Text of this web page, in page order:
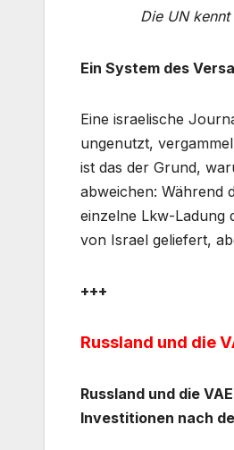
Die UN
Ein System des
Eine israelische
ungenutzt,
ist das der Grund,
abweichen: Während
einzelne Lkw-Ladung
von Israel geliefert,
+++
Russland und die
Russland und die
Investitionen nach